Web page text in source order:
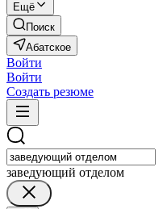
Ещё
Поиск
Абатское
Войти
Войти
Создать резюме
заведующий отделом